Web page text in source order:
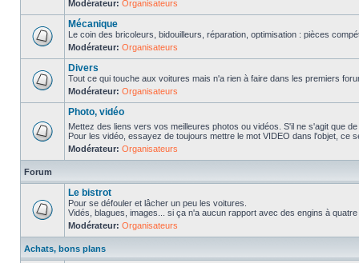
Modérateur: Organisateurs
Mécanique
Le coin des bricoleurs, bidouilleurs, réparation, optimisation : pièces
Modérateur: Organisateurs
Divers
Tout ce qui touche aux voitures mais n'a rien à faire dans les premiers
Modérateur: Organisateurs
Photo, vidéo
Mettez des liens vers vos meilleures photos ou vidéos. S'il ne s'agit que
Pour les vidéo, essayez de toujours mettre le mot VIDEO dans l'objet, ce
Modérateur: Organisateurs
Forum
Le bistrot
Pour se défouler et lâcher un peu les voitures.
Vidés, blagues, images... si ça n'a aucun rapport avec des engins à
Modérateur: Organisateurs
Achats, bons plans